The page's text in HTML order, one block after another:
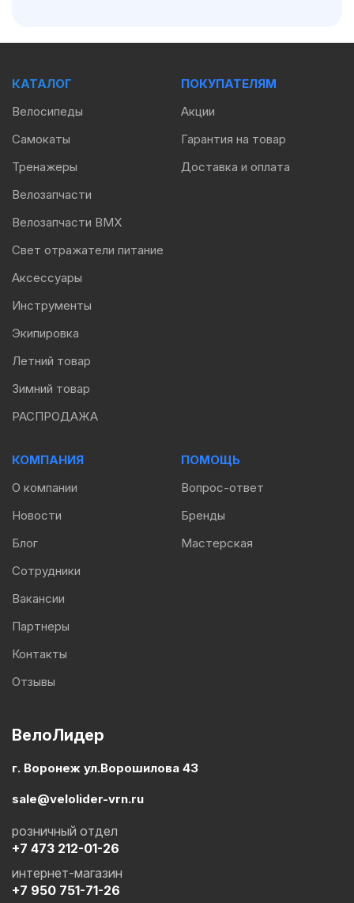
ВелоЛидер
г. Воронеж ул.Ворошилова 43
sale@velolider-vrn.ru
+7 473 212-01-26
розничный отдел
+7 950 751-71-26
интернет-магазин
КАТАЛОГ
Велосипеды
Самокаты
Тренажеры
Велозапчасти
Велозапчасти BMX
Свет отражатели питание
Аксессуары
Инструменты
Экипировка
Летний товар
Зимний товар
РАСПРОДАЖА
ПОКУПАТЕЛЯМ
Акции
Гарантия на товар
Доставка и оплата
КОМПАНИЯ
О компании
Новости
Блог
Сотрудники
Вакансии
Партнеры
Контакты
Отзывы
ПОМОЩЬ
Вопрос-ответ
Бренды
Мастерская